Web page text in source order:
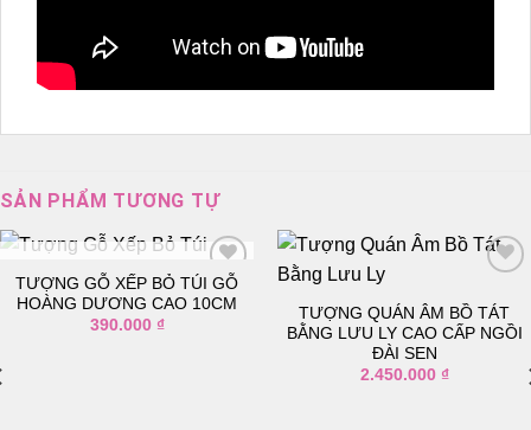
SẢN PHẨM TƯƠNG TỰ
TẠM HẾT HÀNG
TƯỢNG GỖ XẾP BỎ TÚI GỖ
HOÀNG DƯƠNG CAO 10CM
390.000 ₫
Thêm
TƯỢNG QUÁN ÂM BỒ TÁT
BẰNG LƯU LY CAO CẤP NGỒI
ĐÀI SEN
2.450.000 ₫